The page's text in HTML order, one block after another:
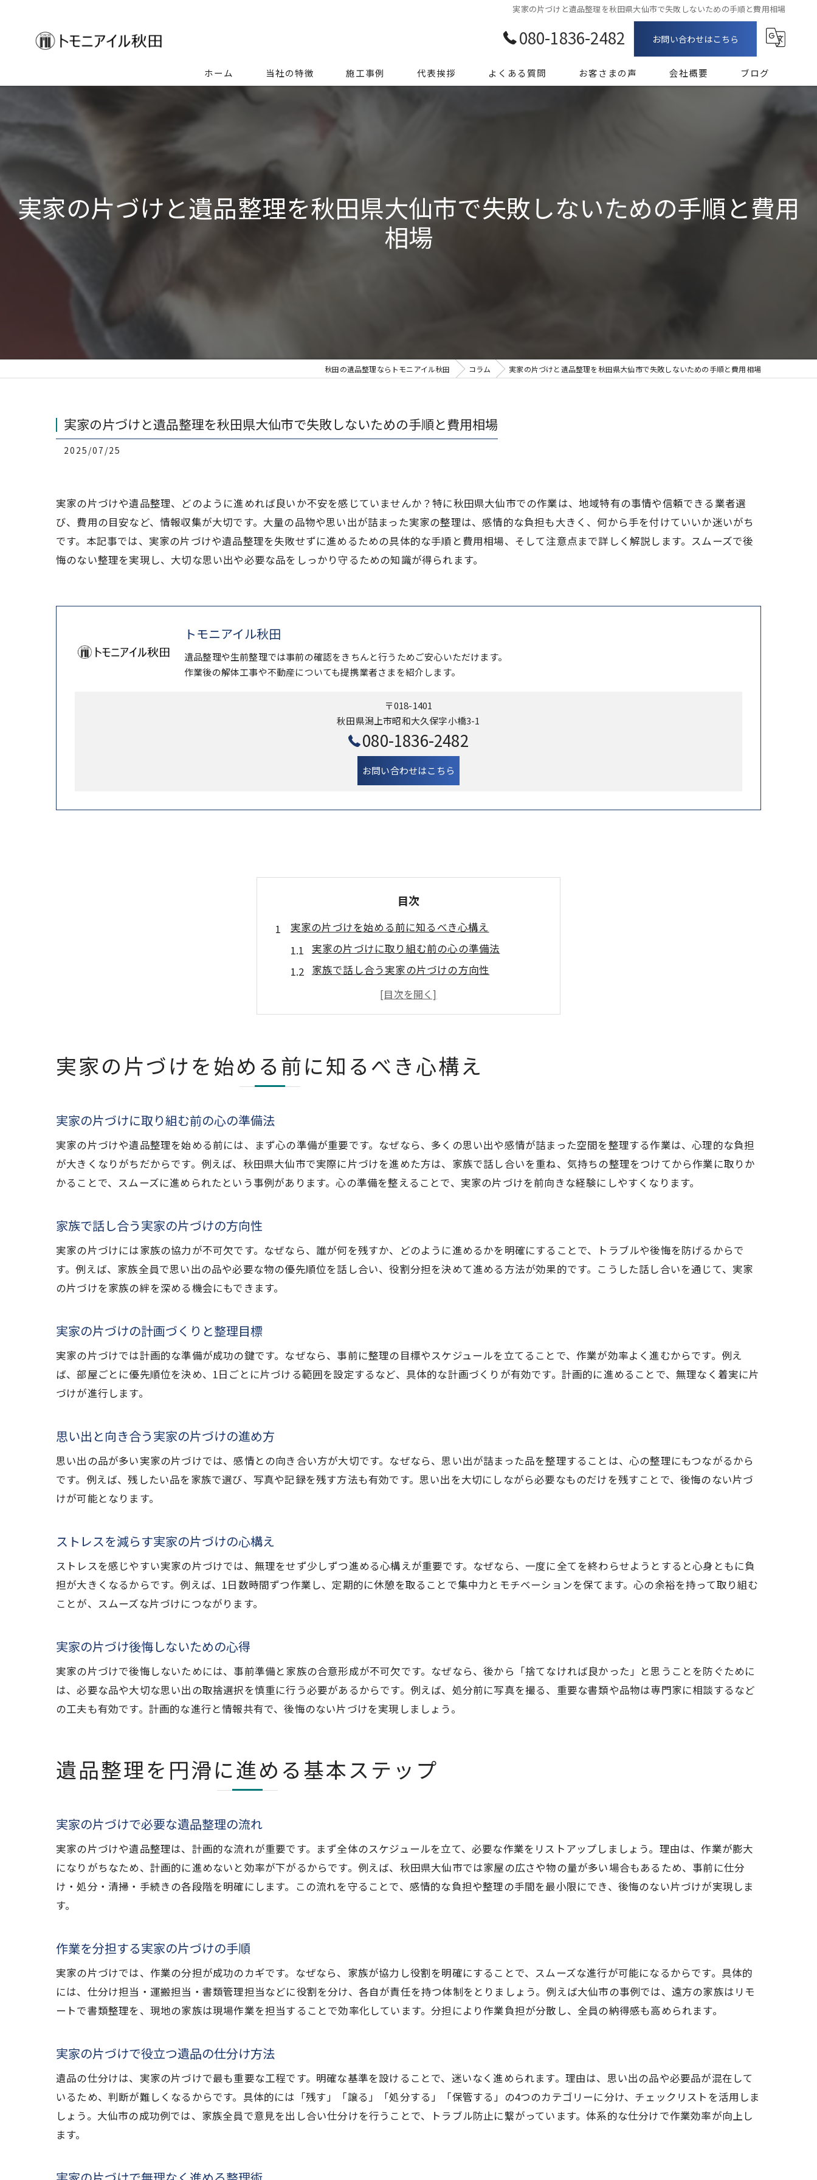
実家の片づけと遺品整理を秋田県大仙市で失敗しないための手順と費用相場
080-1836-2482 お問い合わせはこちら
ホーム 当社の特徴
ゴミ屋敷
特殊清掃
施工事例 代表挨拶 よくある質問 お客さまの声 会社概要 ブログ
実家の片づけと遺品整理を秋田県大仙市で失敗しないための手順と費用
相場
秋田の遺品整理ならトモニアイル秋田 コラム 実家の片づけと遺品整理を秋田県大仙市で失敗しないための手順と費用相場
実家の片づけと遺品整理を秋田県大仙市で失敗しないための手順と費用相場
2025/07/25
実家の片づけや遺品整理、どのように進めれば良いか不安を感じていませんか？特に秋田県大仙市での作業は、地域特有の事情や信頼できる業者選
び、費用の目安など、情報収集が大切です。大量の品物や思い出が詰まった実家の整理は、感情的な負担も大きく、何から手を付けていいか迷いがち
です。本記事では、実家の片づけや遺品整理を失敗せずに進めるための具体的な手順と費用相場、そして注意点まで詳しく解説します。スムーズで後
悔のない整理を実現し、大切な思い出や必要な品をしっかり守るための知識が得られます。
トモニアイル秋田
遺品整理や生前整理では事前の確認をきちんと行うためご安心いただけます。
作業後の解体工事や不動産についても提携業者さまを紹介します。
〒018-1401
秋田県潟上市昭和大久保字小橋3-1
080-1836-2482
お問い合わせはこちら
目次
実家の片づけを始める前に知るべき心構え
実家の片づけに取り組む前の心の準備法
家族で話し合う実家の片づけの方向性
実家の片づけの計画づくりと整理目標
思い出と向き合う実家の片づけの進め方
実家の片づけ後悔しないための心得
遺品整理を円滑に進める基本ステップ
実家の片づけで役立つ遺品の仕分け方法
実家の片づけで無理なく進める整理術
家族と協力して進める実家の片づけ
実家の片づけを大仙市で考えるべき背景
大仙市で実家の片づけが求められる事情
地域特有の実家の片づけ事情を知る
失敗しない遺品仕分けのコツと注意点
捨ててはいけない遺品を見極める実家の片づけ
実家の片づけで起こりがちな仕分けミス対策
家族で実家の片づけを分担する方法
実家の片づけで親族間の役割分担を明確に
費用相場から考える実家片づけの進め方
実家の片づけにかかる費用相場の目安
実家の片づけ費用を抑えるための工夫
実家の片づけで追加費用を防ぐポイント
実家の片づけ業者選びと費用の関係性
実家の片づけで大切な遺品の見極め方
捨ててはいけない実家の片づけのチェックリスト
実家の片づけで残すべき遺品の特徴
後悔しない実家整理のための実践ガイド
実家の片づけで後悔しないための準備法
実家の片づけを円滑に進める実践ポイント
実家の片づけで失敗しない手順のまとめ
実家の片づけを終えた後の注意点と対応
実家の片づけを始める前に知るべき心構え
実家の片づけに取り組む前の心の準備法
実家の片づけや遺品整理を始める前には、まず心の準備が重要です。なぜなら、多くの思い出や感情が詰まった空間を整理する作業は、心理的な負担
が大きくなりがちだからです。例えば、秋田県大仙市で実際に片づけを進めた方は、家族で話し合いを重ね、気持ちの整理をつけてから作業に取りか
かることで、スムーズに進められたという事例があります。心の準備を整えることで、実家の片づけを前向きな経験にしやすくなります。
家族で話し合う実家の片づけの方向性
実家の片づけには家族の協力が不可欠です。なぜなら、誰が何を残すか、どのように進めるかを明確にすることで、トラブルや後悔を防げるからで
す。例えば、家族全員で思い出の品や必要な物の優先順位を話し合い、役割分担を決めて進める方法が効果的です。こうした話し合いを通じて、実家
の片づけを家族の絆を深める機会にもできます。
実家の片づけの計画づくりと整理目標
実家の片づけでは計画的な準備が成功の鍵です。なぜなら、事前に整理の目標やスケジュールを立てることで、作業が効率よく進むからです。例え
ば、部屋ごとに優先順位を決め、1日ごとに片づける範囲を設定するなど、具体的な計画づくりが有効です。計画的に進めることで、無理なく着実に片
づけが進行します。
思い出と向き合う実家の片づけの進め方
思い出の品が多い実家の片づけでは、感情との向き合い方が大切です。なぜなら、思い出が詰まった品を整理することは、心の整理にもつながるから
です。例えば、残したい品を家族で選び、写真や記録を残す方法も有効です。思い出を大切にしながら必要なものだけを残すことで、後悔のない片づ
けが可能となります。
ストレスを減らす実家の片づけの心構え
ストレスを感じやすい実家の片づけでは、無理をせず少しずつ進める心構えが重要です。なぜなら、一度に全てを終わらせようとすると心身ともに負
担が大きくなるからです。例えば、1日数時間ずつ作業し、定期的に休憩を取ることで集中力とモチベーションを保てます。心の余裕を持って取り組む
ことが、スムーズな片づけにつながります。
実家の片づけ後悔しないための心得
実家の片づけで後悔しないためには、事前準備と家族の合意形成が不可欠です。なぜなら、後から「捨てなければ良かった」と思うことを防ぐために
は、必要な品や大切な思い出の取捨選択を慎重に行う必要があるからです。例えば、処分前に写真を撮る、重要な書類や品物は専門家に相談するなど
の工夫も有効です。計画的な進行と情報共有で、後悔のない片づけを実現しましょう。
遺品整理を円滑に進める基本ステップ
実家の片づけで必要な遺品整理の流れ
実家の片づけや遺品整理は、計画的な流れが重要です。まず全体のスケジュールを立て、必要な作業をリストアップしましょう。理由は、作業が膨大
になりがちなため、計画的に進めないと効率が下がるからです。例えば、秋田県大仙市では家屋の広さや物の量が多い場合もあるため、事前に仕分
け・処分・清掃・手続きの各段階を明確にします。この流れを守ることで、感情的な負担や整理の手間を最小限にでき、後悔のない片づけが実現しま
す。
作業を分担する実家の片づけの手順
実家の片づけでは、作業の分担が成功のカギです。なぜなら、家族が協力し役割を明確にすることで、スムーズな進行が可能になるからです。具体的
には、仕分け担当・運搬担当・書類管理担当などに役割を分け、各自が責任を持つ体制をとりましょう。例えば大仙市の事例では、遠方の家族はリモ
ートで書類整理を、現地の家族は現場作業を担当することで効率化しています。分担により作業負担が分散し、全員の納得感も高められます。
実家の片づけで役立つ遺品の仕分け方法
遺品の仕分けは、実家の片づけで最も重要な工程です。明確な基準を設けることで、迷いなく進められます。理由は、思い出の品や必要品が混在して
いるため、判断が難しくなるからです。具体的には「残す」「譲る」「処分する」「保管する」の4つのカテゴリーに分け、チェックリストを活用しま
しょう。大仙市の成功例では、家族全員で意見を出し合い仕分けを行うことで、トラブル防止に繋がっています。体系的な仕分けで作業効率が向上し
ます。